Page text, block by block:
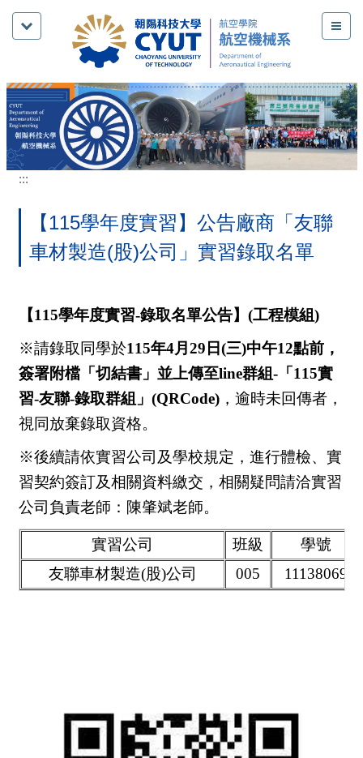
跳
內
容
區
:::
【115學年度實習】公告廠商「友聯
車材製造(股)公司」實習錄取名單
【115學年度實習-錄取名單公告】(工程模組)
※請錄取同學於115年4月29日(三)中午12點前，
簽署附檔「切結書」並上傳至line群組-「115實
習-友聯-錄取群組」(QRCode)，逾時未回傳者，
視同放棄錄取資格。
※後續請依實習公司及學校規定，進行體檢、實
習契約簽訂及相關資料繳交，相關疑問請洽實習
公司負責老師：陳肇斌老師。
實習公司 班級
學號
友聯車材製造(股)公司
005 11138069